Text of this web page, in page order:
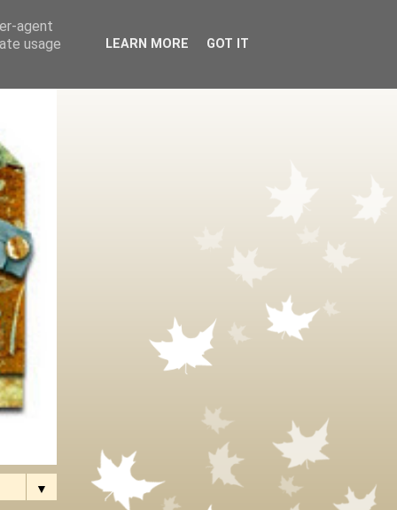
▼
agent
usage
LEARN MORE GOT IT